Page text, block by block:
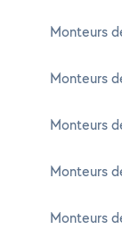
Monteurs
Monteurs
Monteurs
Monteurs
Monteurs